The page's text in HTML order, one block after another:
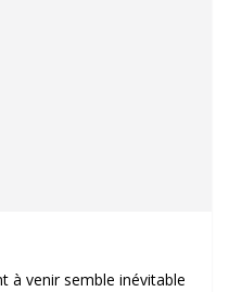
à venir semble inévitable